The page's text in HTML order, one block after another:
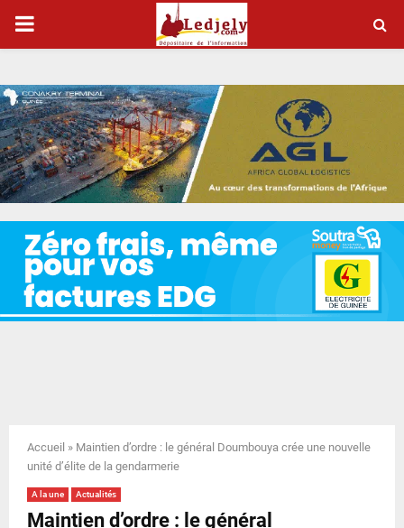
P
I
M
A
Y
N
U
Accueil » Maintien d’ordre : le général Doumbouya crée une nouvelle
unité d’élite de la gendarmerie
A la une Actualités
Maintien d’ordre : le général